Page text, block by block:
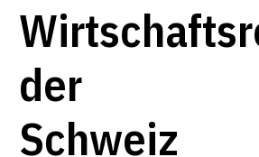
der
Schweiz